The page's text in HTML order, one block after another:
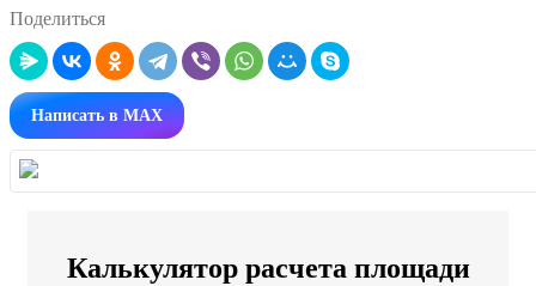
Поделиться
Написать в MAX
Калькулятор расчета площади